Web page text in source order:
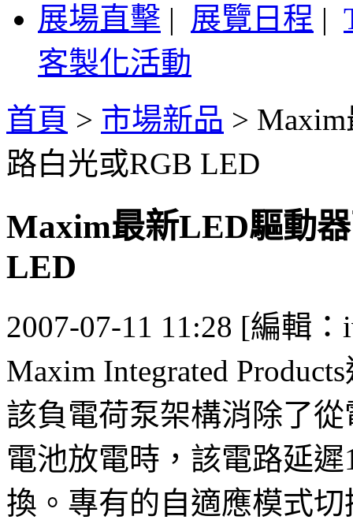
展場直擊 | 展覽日程 |
客製化活動
首頁 > 市場新品 >
路白光或RGB LED
Maxim最新LED驅動
LED
2007-07-11 11:28 [編輯：
Maxim Integrated
該負電荷泵架構消除了
電池放電時，該電路延
換。專有的自適應模式